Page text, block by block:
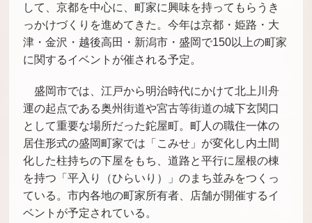
して、京都を中心に、町家に興味を持ってもらうき
っかけづくりを進めてきた。今年は京都・姫路・大
津・金沢・越後高田・新潟市・盛岡で150以上の町家
に関するイベントが催される予定。
盛岡市では、江戸から明治時代にかけて北上川舟
運の起点である奥州街道や宮古等街道の城下玄関口
として重要な場所だった鉈屋町。町人の職住一体の
居住形式の盛岡町家では「こみせ」が変化し内土間
化した柱持ちの下屋をもち、道路と平行に屋根の棟
を持つ「平入り（ひらいり）」のまち並みをつくっ
ている。市内各地の町家所有者、店舗が開催するイ
ベントが予定されている。